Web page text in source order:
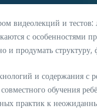
видеолекций и
с особенностями
и продумать
и
обучения
практик к